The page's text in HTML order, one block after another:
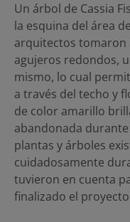
Un árbol de Cassia
la esquina del área
arquitectos tomaron
agujeros redondos,
mismo, lo cual
a través del techo y
de color amarillo
abandonada
plantas y árboles
cuidadosamente
tuvieron en cuenta
finalizado el